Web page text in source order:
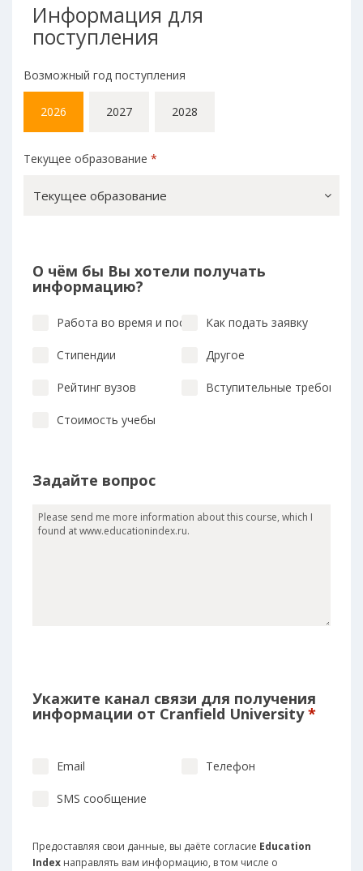
Информация для
поступления
Возможный год поступления
2026 2027 2028
Текущее образование *
Текущее образование
О чём бы Вы хотели получать
информацию?
Работа во время и после учебыКак подать заявку
Стипендии Другое
Рейтинг вузов Вступительные требования
Стоимость учебы
Задайте вопрос
Укажите канал связи для получения
информации от Cranfield University*
Email Телефон
SMS сообщение
Предоставляя свои данные, вы даёте согласие Education
Index направлять вам информацию, в том числе о